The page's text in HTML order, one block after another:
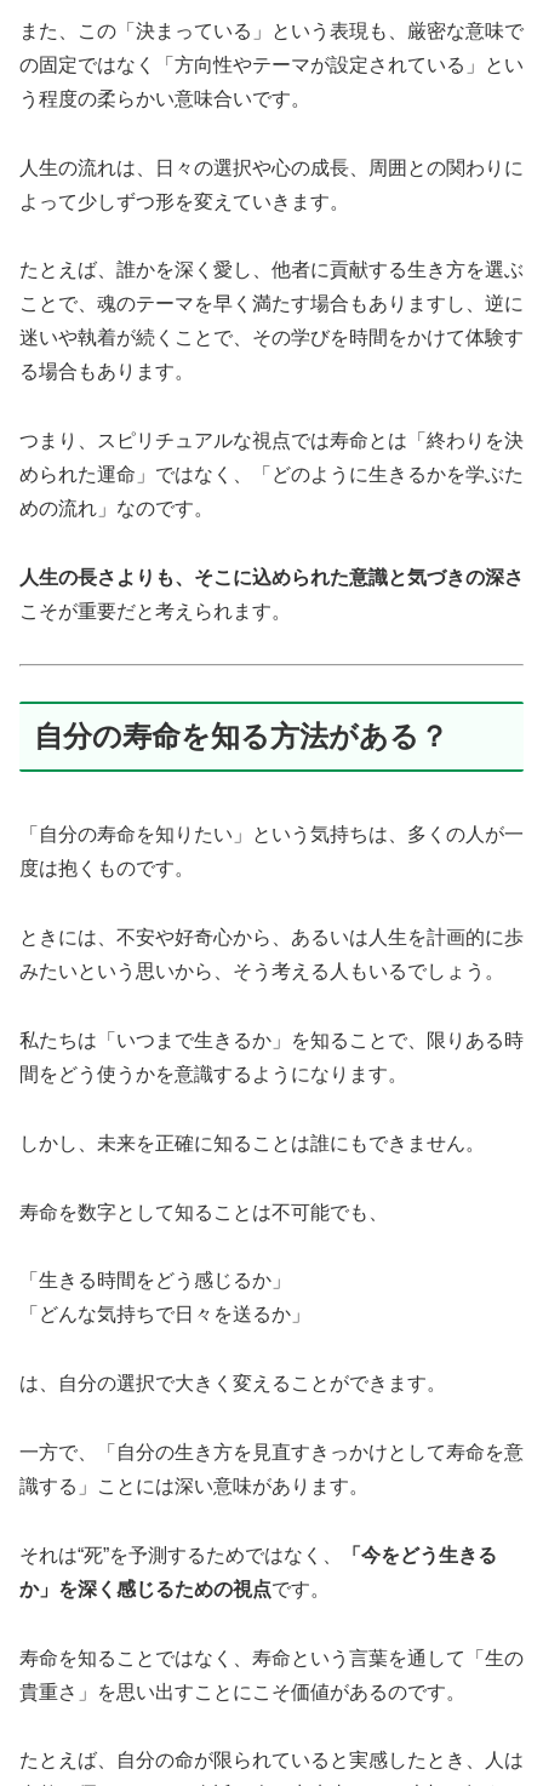
また、この「決まっている」という表現も、厳密な意味で
の固定ではなく「方向性やテーマが設定されている」とい
う程度の柔らかい意味合いです。
人生の流れは、日々の選択や心の成長、周囲との関わりに
よって少しずつ形を変えていきます。
たとえば、誰かを深く愛し、他者に貢献する生き方を選ぶ
ことで、魂のテーマを早く満たす場合もありますし、逆に
迷いや執着が続くことで、その学びを時間をかけて体験す
る場合もあります。
つまり、スピリチュアルな視点では寿命とは「終わりを決
められた運命」ではなく、「どのように生きるかを学ぶた
めの流れ」なのです。
人生の長さよりも、そこに込められた意識と気づきの深さ
こそが重要だと考えられます。
自分の寿命を知る方法がある？
「自分の寿命を知りたい」という気持ちは、多くの人が一
度は抱くものです。
ときには、不安や好奇心から、あるいは人生を計画的に歩
みたいという思いから、そう考える人もいるでしょう。
私たちは「いつまで生きるか」を知ることで、限りある時
間をどう使うかを意識するようになります。
しかし、未来を正確に知ることは誰にもできません。
寿命を数字として知ることは不可能でも、
「生きる時間をどう感じるか」
「どんな気持ちで日々を送るか」
は、自分の選択で大きく変えることができます。
一方で、「自分の生き方を見直すきっかけとして寿命を意
識する」ことには深い意味があります。
それは“死”を予測するためではなく、
「今をどう生きる
か」を深く感じるための視点です。
寿命を知ることではなく、寿命という言葉を通して「生の
貴重さ」を思い出すことにこそ価値があるのです。
たとえば、自分の命が限られていると実感したとき、人は